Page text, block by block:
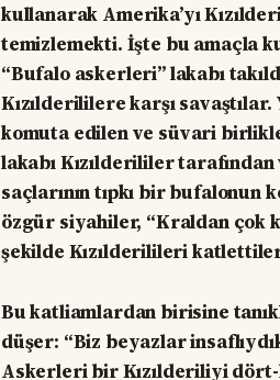
kullanarak Amerika’yı
temizlemekti. İşte bu amaçla
“Bufalo askerleri” lakabı
Kızılderililere karşı
komuta edilen ve süvari
lakabı Kızılderililer
saçlarının tıpkı bir bufalonun
özgür siyahiler, “Kraldan çok
şekilde Kızılderilileri
Bu katliamlardan birisine
düşer: “Biz beyazlar
Askerleri bir Kızılderiliyi